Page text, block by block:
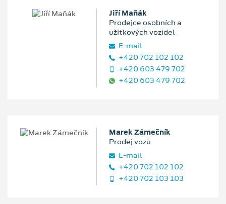
Jiří Maňák
Prodejce osobních a
užitkových vozidel
E‑mail
+420 702 102 102
+420 603 479 702
+420 603 479 702
Marek Zámečník
Prodej vozů
E‑mail
+420 702 102 102
+420 702 103 103